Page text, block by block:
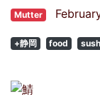
Mutter
+静岡 food